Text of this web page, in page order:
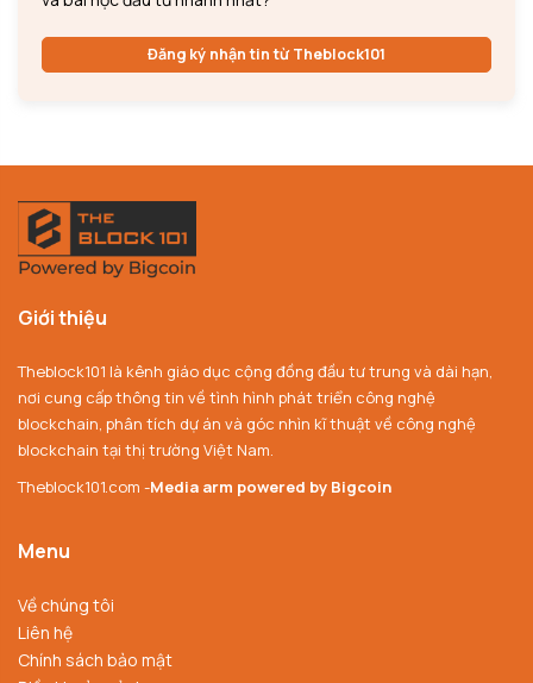
Đăng ký nhận tin từ Theblock101
Giới thiệu
Theblock101 là kênh giáo dục cộng đồng đầu tư trung và dài hạn,
nơi cung cấp thông tin về tình hình phát triển công nghệ
blockchain, phân tích dự án và góc nhìn kĩ thuật về công nghệ
blockchain tại thị trường Việt Nam.
Theblock101.com -Media arm powered by Bigcoin
Menu
Về chúng tôi
Liên hệ
Chính sách bảo mật